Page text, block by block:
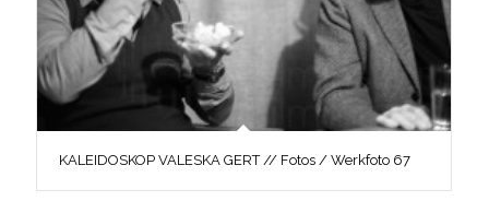
KALEIDOSKOP VALESKA GERT // Fotos / Werkfoto 67